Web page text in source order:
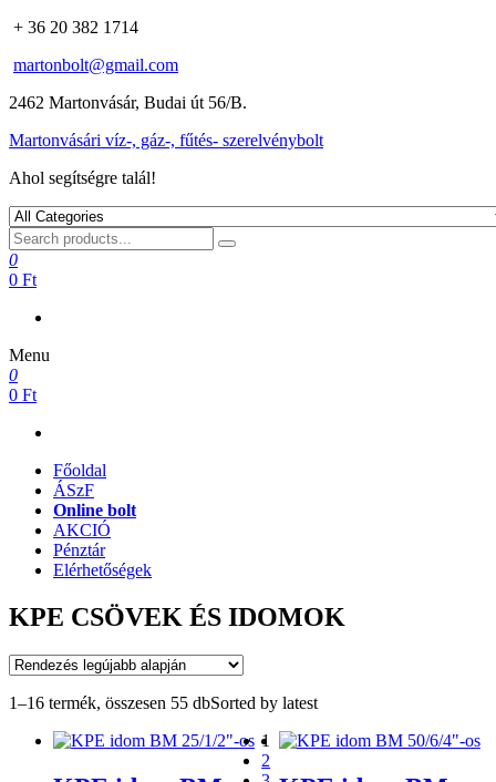
+ 36 20 382 1714
martonbolt@gmail.com
2462 Martonvásár, Budai út 56/B.
Martonvásári víz-, gáz-, fűtés- szerelvénybolt
Ahol segítségre talál!
0
0 Ft
Menu
0
0 Ft
Főoldal
ÁSzF
Online bolt
AKCIÓ
Pénztár
Elérhetőségek
KPE CSÖVEK ÉS IDOMOK
1–16 termék, összesen 55 dbSorted by latest
1
2